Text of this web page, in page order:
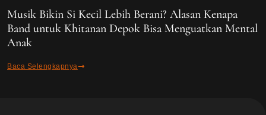
Musik Bikin Si Kecil Lebih Berani? Alasan Kenapa
Band untuk Khitanan Depok Bisa Menguatkan Mental
Anak
Baca Selengkapnya